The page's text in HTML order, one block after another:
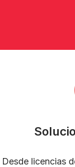
Desde licencias